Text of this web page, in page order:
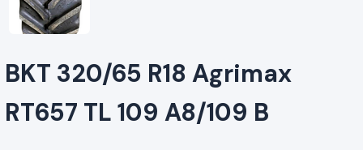
BKT 320/65 R18 Agrimax
RT657 TL 109 A8/109 B